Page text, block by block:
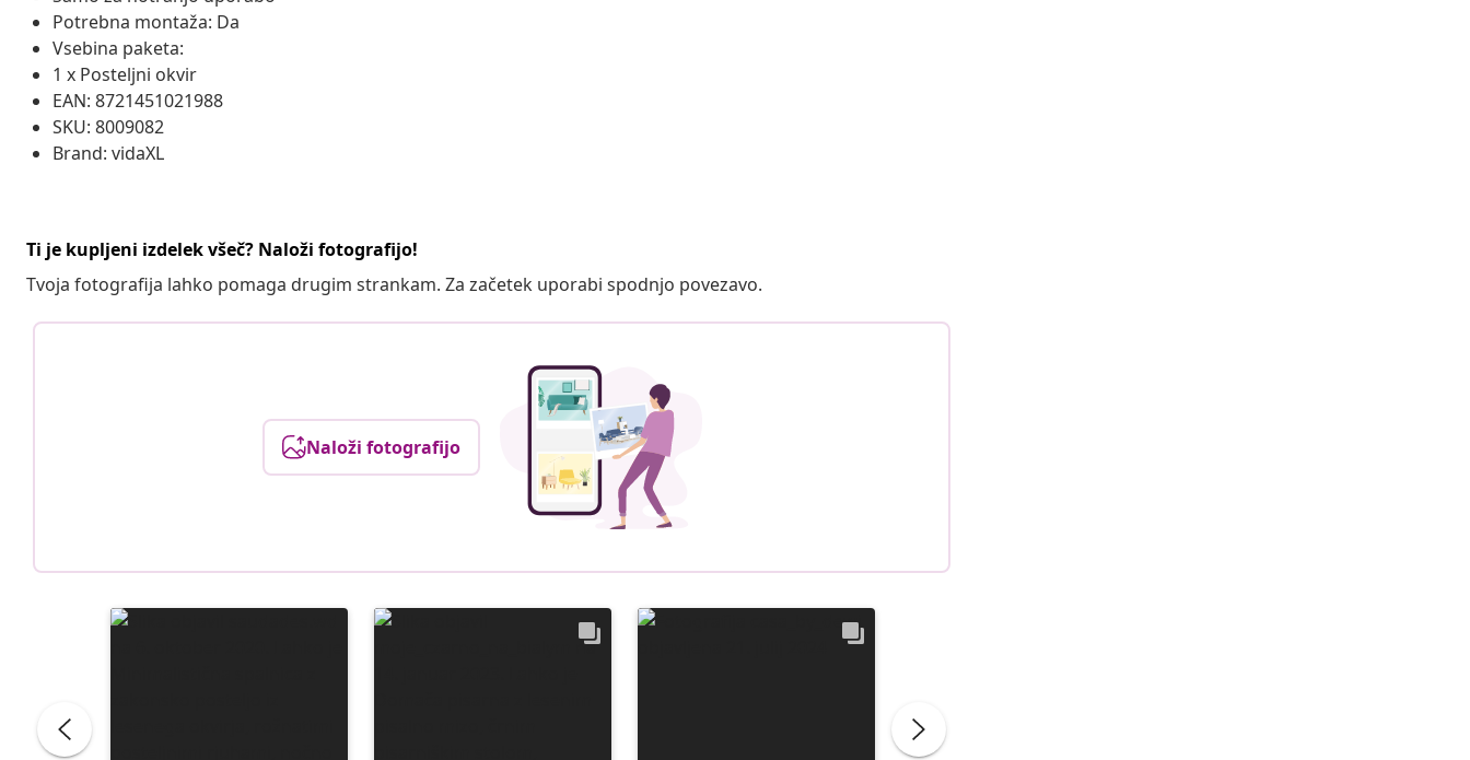
Potrebna montaža: Da
Vsebina paketa:
1 x Posteljni okvir
EAN: 8721451021988
SKU: 8009082
Brand: vidaXL
Ti je kupljeni izdelek všeč? Naloži fotografijo!
Tvoja fotografija lahko pomaga drugim strankam. Za začetek uporabi spodnjo povezavo.
Naloži fotografijo